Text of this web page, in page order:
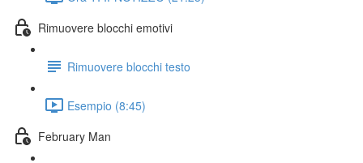
Rimuovere blocchi emotivi
Rimuovere blocchi testo
Esempio (8:45)
February Man